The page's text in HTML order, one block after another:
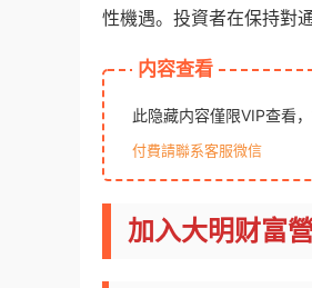
性機遇。投資者在保持對
内容查看
此隐藏内容僅限VIP查看
付費請聯系客服微信
加入大明财富